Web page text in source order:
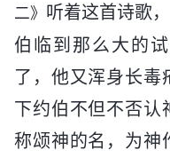
二》 听着这首诗歌
伯临到那么大的
了，他又浑身长毒
下约伯不但不否认
称颂神的名，为神